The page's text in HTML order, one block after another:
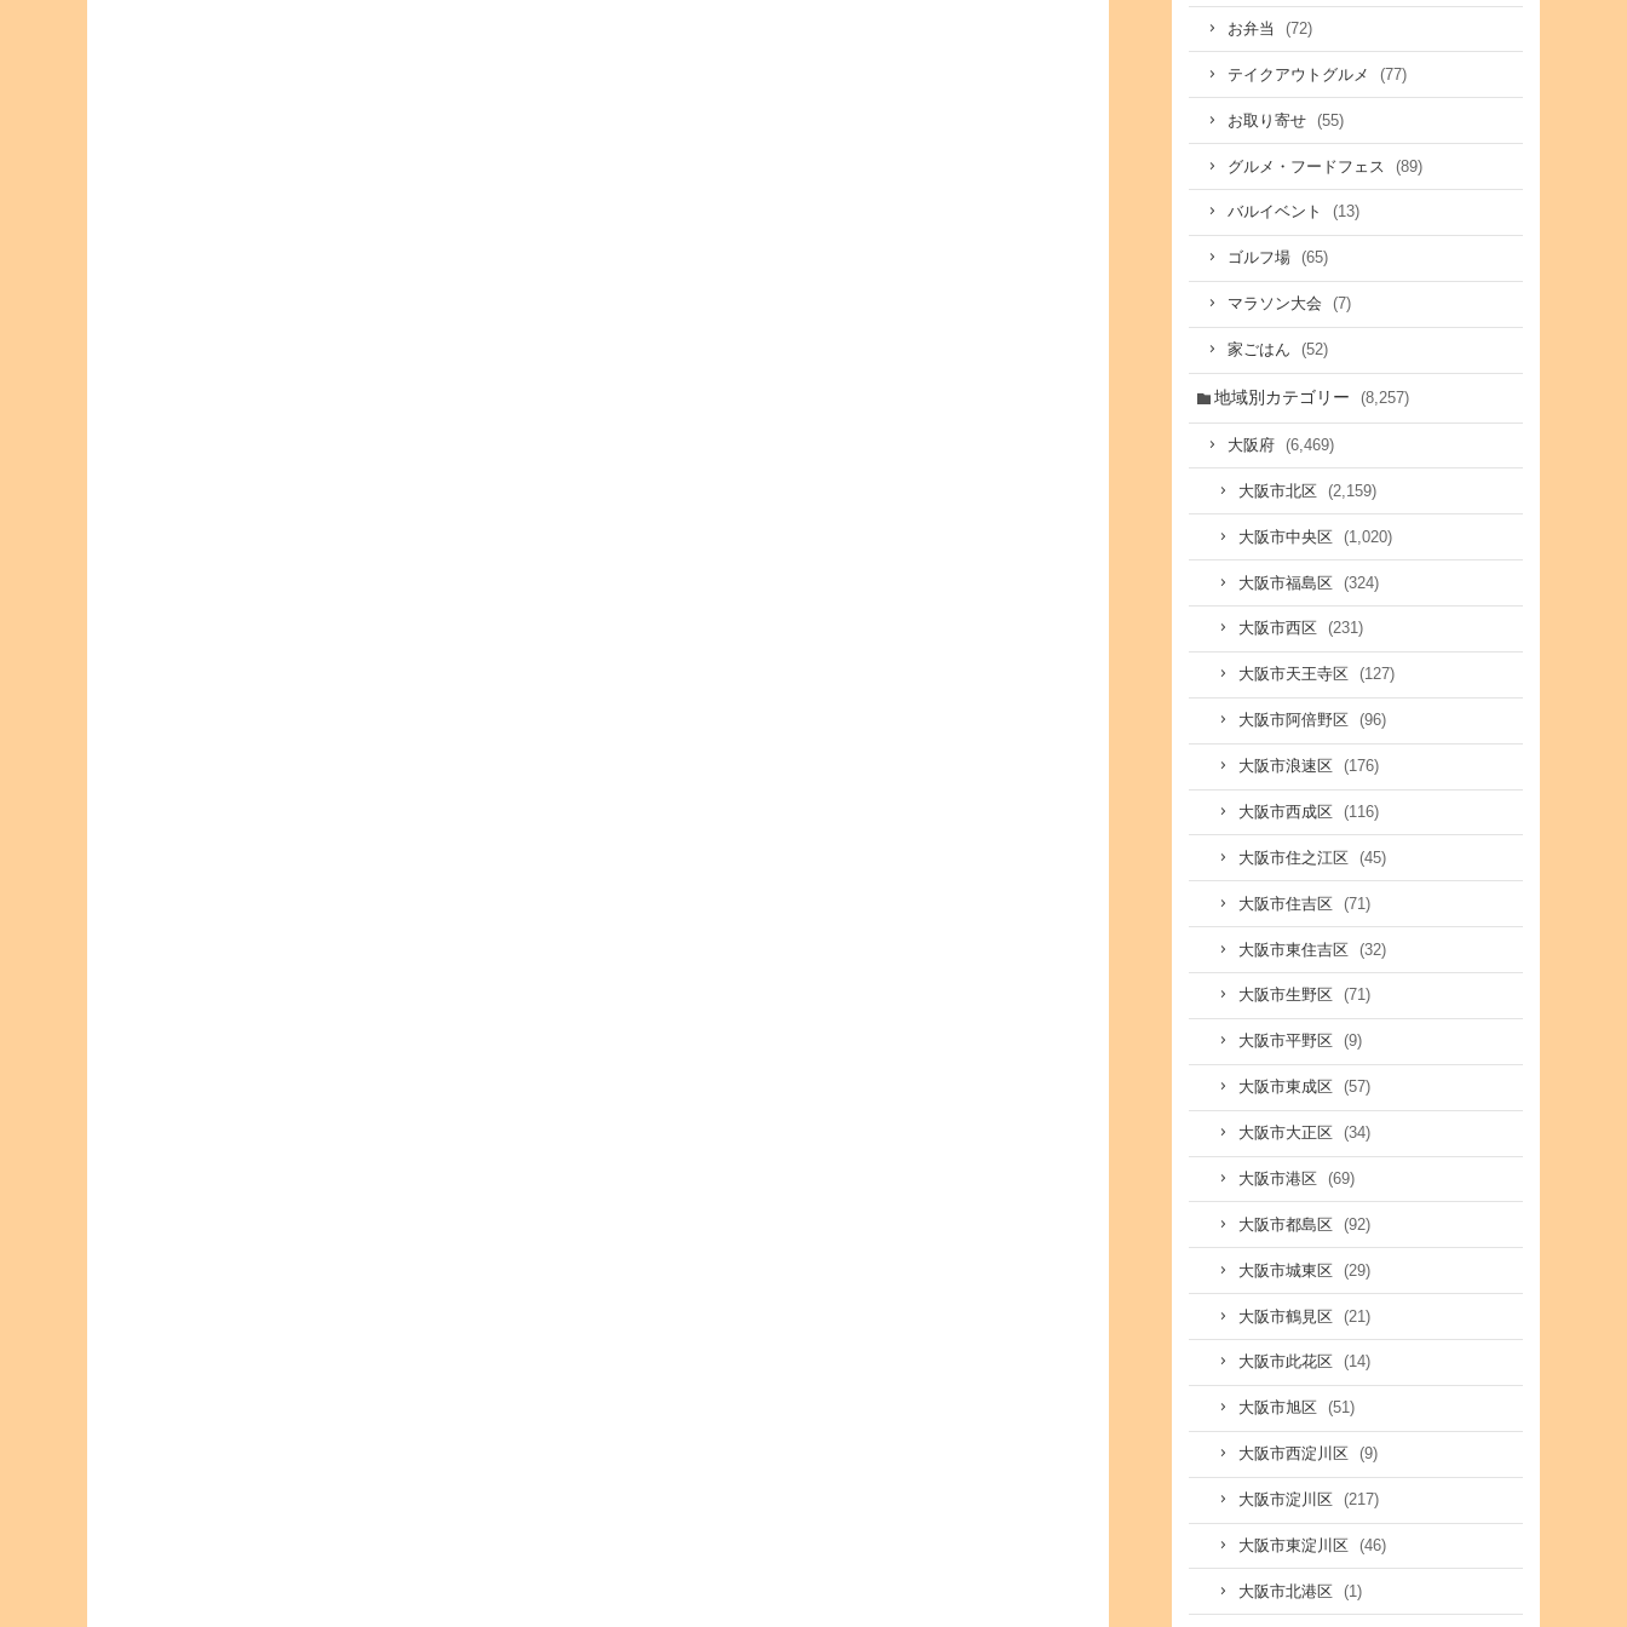
お弁当 (72)
テイクアウトグルメ (77)
お取り寄せ (55)
グルメ・フードフェス (89)
バルイベント (13)
ゴルフ場 (65)
マラソン大会 (7)
家ごはん (52)
地域別カテゴリー (8,257)
大阪府 (6,469)
大阪市北区 (2,159)
大阪市中央区 (1,020)
大阪市福島区 (324)
大阪市西区 (231)
大阪市天王寺区 (127)
大阪市阿倍野区 (96)
大阪市浪速区 (176)
大阪市西成区 (116)
大阪市住之江区 (45)
大阪市住吉区 (71)
大阪市東住吉区 (32)
大阪市生野区 (71)
大阪市平野区 (9)
大阪市東成区 (57)
大阪市大正区 (34)
大阪市港区 (69)
大阪市都島区 (92)
大阪市城東区 (29)
大阪市鶴見区 (21)
大阪市此花区 (14)
大阪市旭区 (51)
大阪市西淀川区 (9)
大阪市淀川区 (217)
大阪市東淀川区 (46)
大阪市北港区 (1)